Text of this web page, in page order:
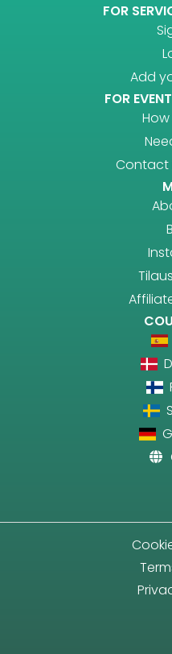
FOR
Add
FOR
Contact